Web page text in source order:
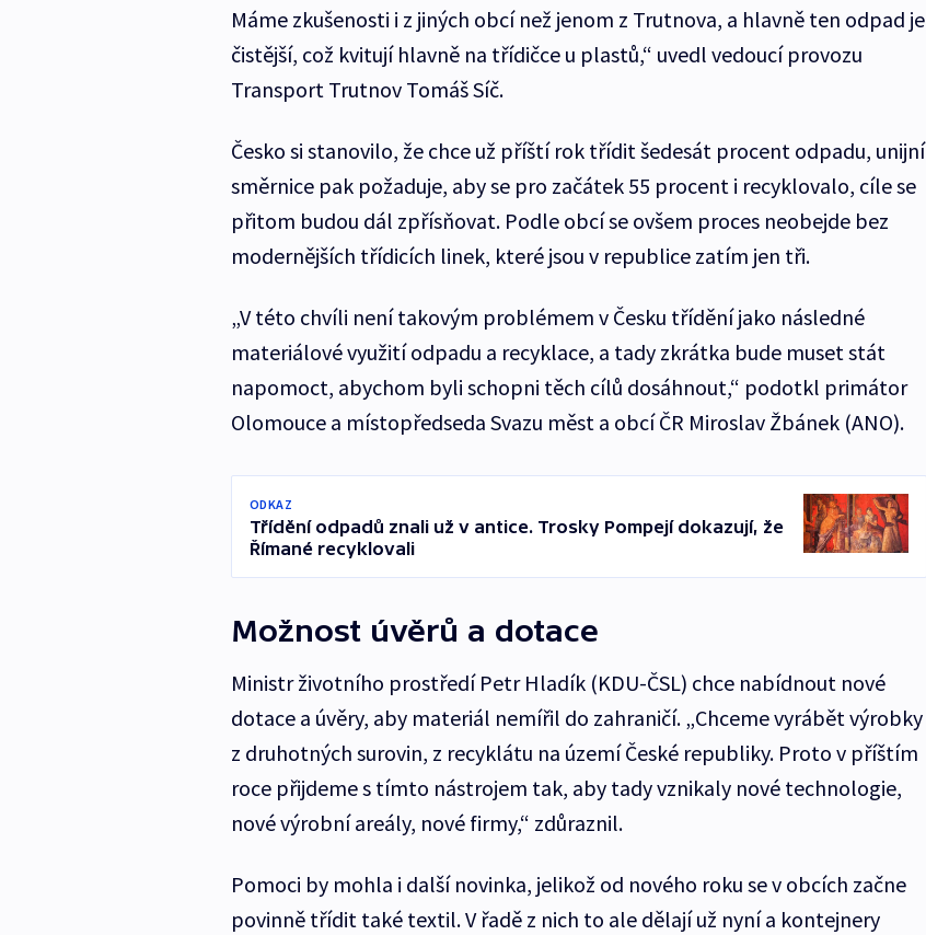
Máme zkušenosti i z jiných obcí než jenom z Trutnova, a hlavně ten odpad je
čistější, což kvitují hlavně na třídičce u plastů,“ uvedl vedoucí provozu
Transport Trutnov Tomáš Síč.
Česko si stanovilo, že chce už příští rok třídit šedesát procent odpadu, unijní
směrnice pak požaduje, aby se pro začátek 55 procent i recyklovalo, cíle se
přitom budou dál zpřísňovat. Podle obcí se ovšem proces neobejde bez
modernějších třídicích linek, které jsou v republice zatím jen tři.
„V této chvíli není takovým problémem v Česku třídění jako následné
materiálové využití odpadu a recyklace, a tady zkrátka bude muset stát
napomoct, abychom byli schopni těch cílů dosáhnout,“ podotkl primátor
Olomouce a místopředseda Svazu měst a obcí ČR Miroslav Žbánek (ANO).
ODKAZ
Třídění odpadů znali už v antice. Trosky Pompejí dokazují, že
Římané recyklovali
Možnost úvěrů a dotace
Ministr životního prostředí Petr Hladík (KDU-ČSL) chce nabídnout nové
dotace a úvěry, aby materiál nemířil do zahraničí. „Chceme vyrábět výrobky
z druhotných surovin, z recyklátu na území České republiky. Proto v příštím
roce přijdeme s tímto nástrojem tak, aby tady vznikaly nové technologie,
nové výrobní areály, nové firmy,“ zdůraznil.
Pomoci by mohla i další novinka, jelikož od nového roku se v obcích začne
povinně třídit také textil. V řadě z nich to ale dělají už nyní a kontejnery